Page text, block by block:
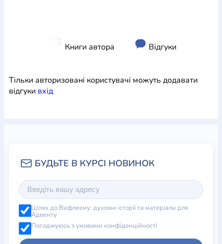
Книги автора Відгуки
Тільки авторизовані користувачі можуть додавати
відгуки вхiд
Шлях до Вифлеєму: духовні історії та матеріали для
Адвенту
Погоджуюсь з умовами конфіденційності